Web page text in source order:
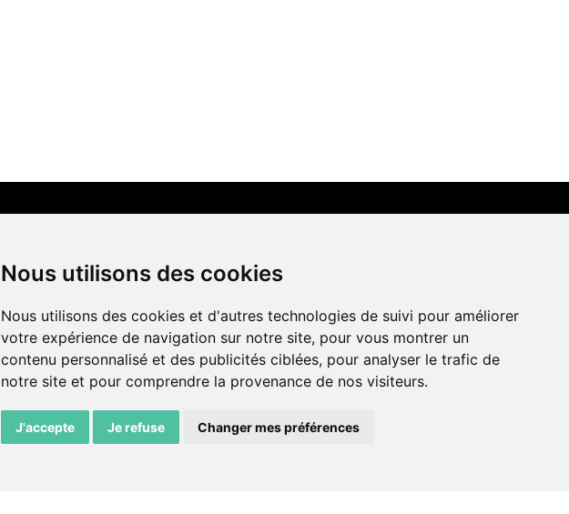
Nous utilisons des cookies
Nous utilisons des cookies et d'autres technologies de suivi pour améliorer
votre expérience de navigation sur notre site, pour vous montrer un
contenu personnalisé et des publicités ciblées, pour analyser le trafic de
notre site et pour comprendre la provenance de nos visiteurs.
J'accepte Je refuse Changer mes préférences
LIENS AMIS
Centre de culture ABC
ADN – Association Danse Neuchâtel